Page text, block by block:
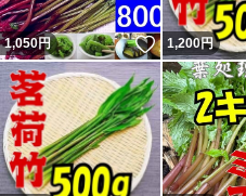
1,050円 いいね！
1,200円